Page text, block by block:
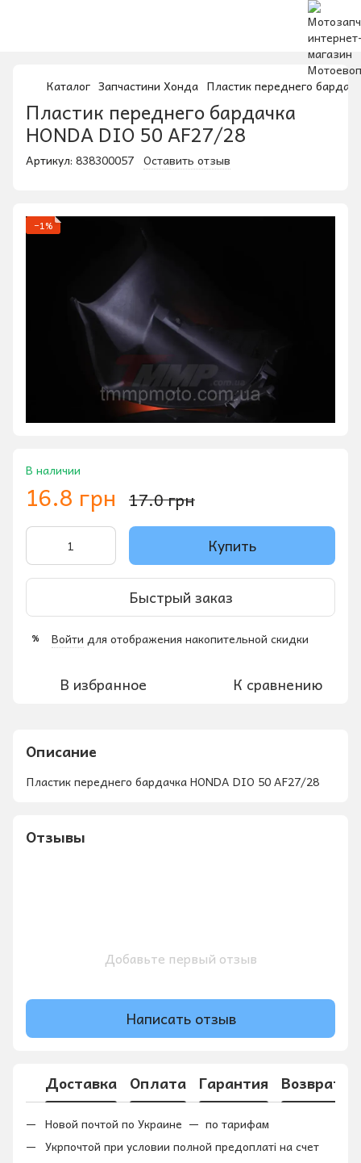
Каталог Запчастини Хонда Пластик переднего
Пластик переднего бардачка
HONDA DIO 50 AF27/28
Артикул: 838300057 Оставить отзыв
−1%
В наличии
16.8 грн 17.0 грн
Купить
Быстрый заказ
% Войти для отображения накопительной скидки
В избранное К сравнению
Описание
Пластик переднего бардачка HONDA DIO 50 AF27/28
Отзывы
Добавьте первый отзыв
Написать отзыв
Доставка Оплата Гарантия Возврат
Новой почтой по Украине — по тарифам
Укрпочтой при условии полной предоплаті на счет